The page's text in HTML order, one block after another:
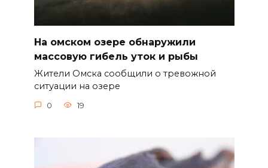
На омском озере обнаружили
массовую гибель уток и рыбы
Жители Омска сообщили о тревожной
ситуации на озере
0 19